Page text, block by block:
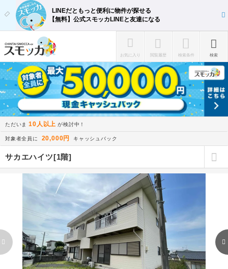
LINEだともっと便利に物件が探せる
【無料】公式スモッカLINEと友達になる
お気に入り 閲覧履歴 検索条件 検索
ただいま 10人以上 が検討中！
対象者全員に 20,000円 キャッシュバック
サカエハイツ[1階]